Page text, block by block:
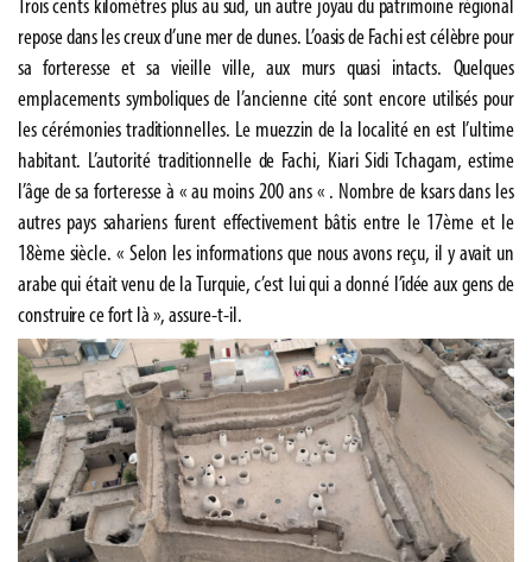
Trois cents kilomètres plus au sud, un autre joyau du patrimoine régional
repose dans les creux d’une mer de dunes. L’oasis de Fachi est célèbre pour
sa forteresse et sa vieille ville, aux murs quasi intacts. Quelques
emplacements symboliques de l’ancienne cité sont encore utilisés pour
les cérémonies traditionnelles. Le muezzin de la localité en est l’ultime
habitant. L’autorité traditionnelle de Fachi, Kiari Sidi Tchagam, estime
l’âge de sa forteresse à « au moins 200 ans « . Nombre de ksars dans les
autres pays sahariens furent effectivement bâtis entre le 17ème et le
18ème siècle. « Selon les informations que nous avons reçu, il y avait un
arabe qui était venu de la Turquie, c’est lui qui a donné l’idée aux gens de
construire ce fort là », assure-t-il.